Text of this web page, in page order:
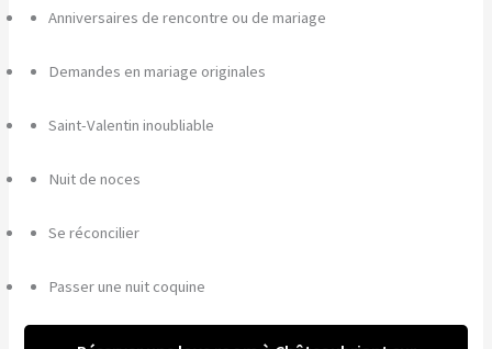
Anniversaires de rencontre ou de mariage
Demandes en mariage originales
Saint-Valentin inoubliable
Nuit de noces
Se réconcilier
Passer une nuit coquine